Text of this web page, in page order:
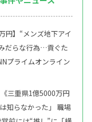
円】“メンズ地下アイ
だらな行為…貢ぐた
プライムオンライン
《三重県1億5000万円
知らなかった」 職場